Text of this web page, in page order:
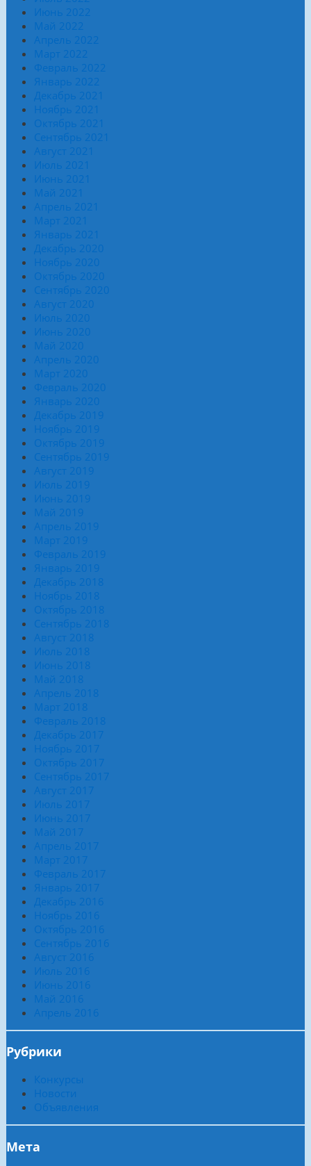
Июнь 2022
Май 2022
Апрель 2022
Март 2022
Февраль 2022
Январь 2022
Декабрь 2021
Ноябрь 2021
Октябрь 2021
Сентябрь 2021
Август 2021
Июль 2021
Июнь 2021
Май 2021
Апрель 2021
Март 2021
Январь 2021
Декабрь 2020
Ноябрь 2020
Октябрь 2020
Сентябрь 2020
Август 2020
Июль 2020
Июнь 2020
Май 2020
Апрель 2020
Март 2020
Февраль 2020
Январь 2020
Декабрь 2019
Ноябрь 2019
Октябрь 2019
Сентябрь 2019
Август 2019
Июль 2019
Июнь 2019
Май 2019
Апрель 2019
Март 2019
Февраль 2019
Январь 2019
Декабрь 2018
Ноябрь 2018
Октябрь 2018
Сентябрь 2018
Август 2018
Июль 2018
Июнь 2018
Май 2018
Апрель 2018
Март 2018
Февраль 2018
Декабрь 2017
Ноябрь 2017
Октябрь 2017
Сентябрь 2017
Август 2017
Июль 2017
Июнь 2017
Май 2017
Апрель 2017
Март 2017
Февраль 2017
Январь 2017
Декабрь 2016
Ноябрь 2016
Октябрь 2016
Сентябрь 2016
Август 2016
Июль 2016
Июнь 2016
Май 2016
Апрель 2016
Рубрики
Конкурсы
Новости
Объявления
Мета